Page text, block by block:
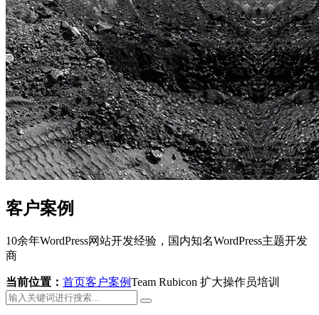
客户案例
10余年WordPress网站开发经验，国内知名WordPress主题开发
商
当前位置： 首页客户案例Team Rubicon 扩大操作员培训